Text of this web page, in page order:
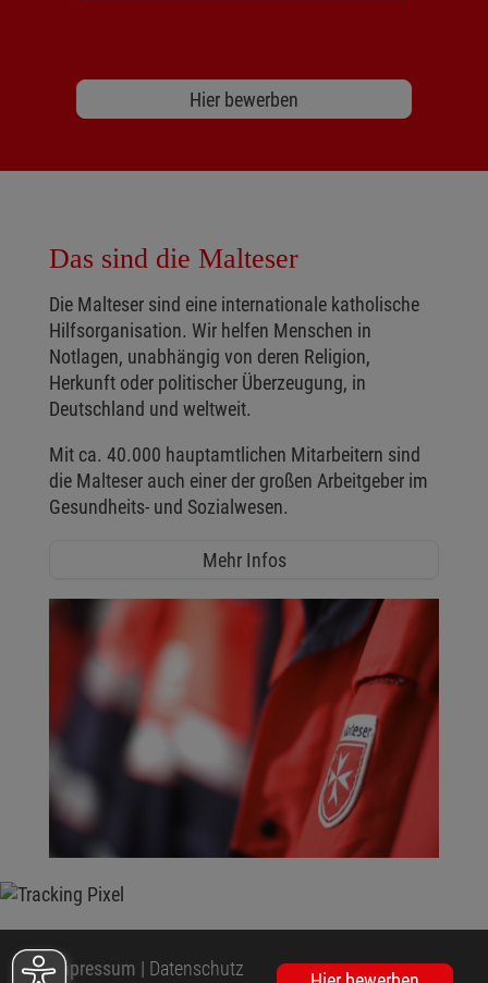
Hier bewerben
Das sind die Malteser
Die Malteser sind eine internationale katholische
Hilfsorganisation. Wir helfen Menschen in
Notlagen, unabhängig von deren Religion,
Herkunft oder politischer Überzeugung, in
Deutschland und weltweit.
Mit ca. 40.000 hauptamtlichen Mitarbeitern sind
die Malteser auch einer der großen Arbeitgeber im
Gesundheits- und Sozialwesen.
Mehr Infos
Impressum | Datenschutz